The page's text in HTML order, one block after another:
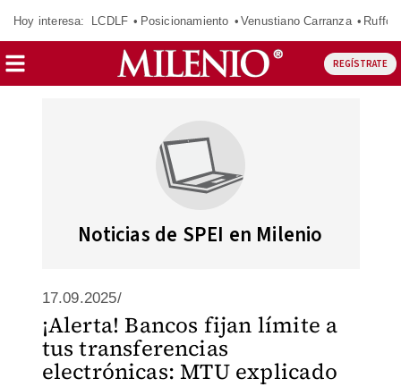
Hoy interesa: LCDLF Posicionamiento Venustiano Carranza Ruffo
REGÍSTRATE
Noticias de SPEI en Milenio
17.09.2025/
¡Alerta! Bancos fijan límite a
tus transferencias
electrónicas: MTU explicado